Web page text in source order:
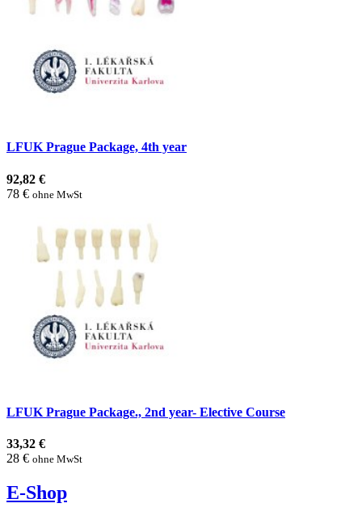
LFUK Prague Package, 4th year
92,82 €
78 € ohne MwSt
LFUK Prague Package., 2nd year- Elective Course
33,32 €
28 € ohne MwSt
E-Shop